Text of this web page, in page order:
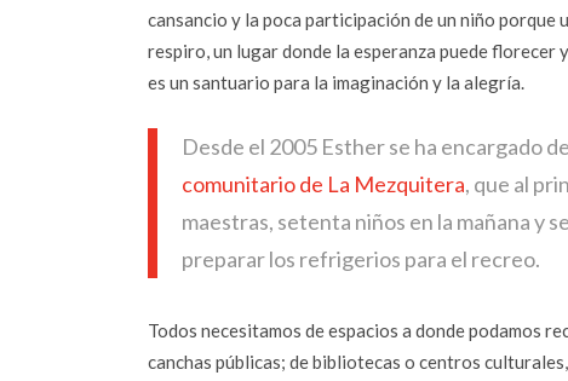
cansancio y la poca participación de un niño
respiro, un lugar donde la esperanza puede florecer
es un santuario para la imaginación y la alegría.
Desde el 2005 Esther se ha encargado
comunitario de La Mezquitera, que al
maestras, setenta niños en la mañana y
preparar los refrigerios para el recreo.
Todos necesitamos de espacios a donde podamos
canchas públicas; de bibliotecas o centros